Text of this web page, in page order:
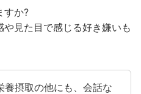
すか?
見た目で感じる好き嫌いも
養摂取の他にも、会話な